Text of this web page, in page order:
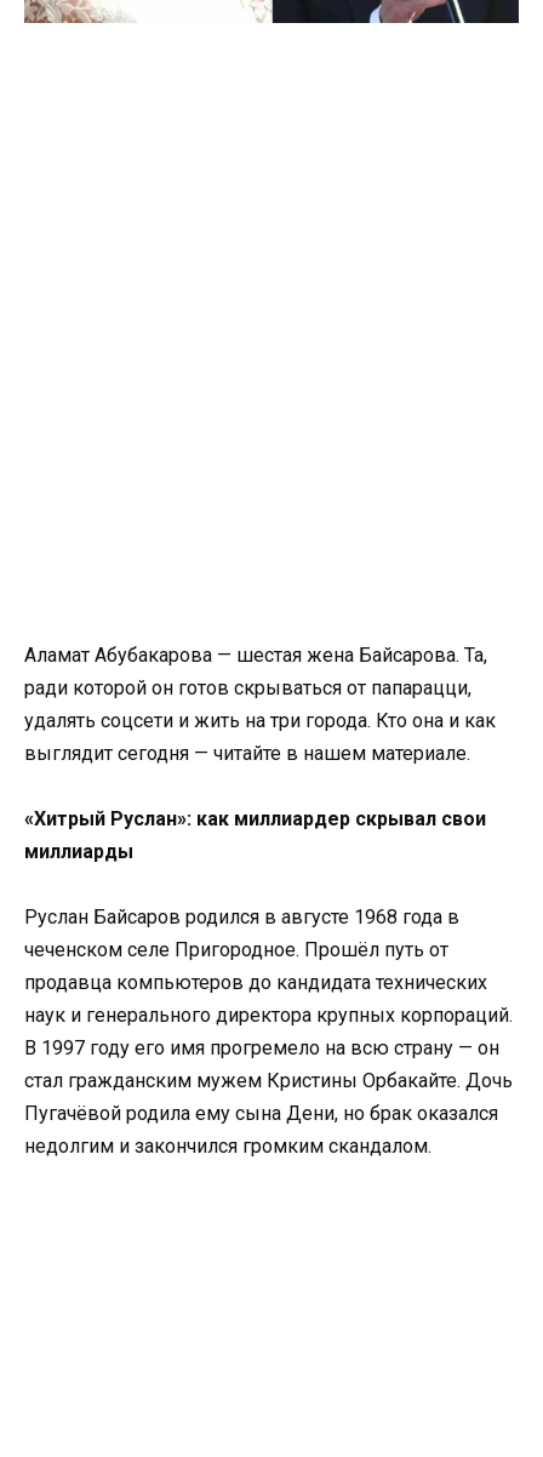
Аламат Абубакарова — шестая жена Байсарова. Та,
ради которой он готов скрываться от папарацци,
удалять соцсети и жить на три города. Кто она и как
выглядит сегодня — читайте в нашем материале.
«Хитрый Руслан»: как миллиардер скрывал свои
миллиарды
Руслан Байсаров родился в августе 1968 года в
чеченском селе Пригородное. Прошёл путь от
продавца компьютеров до кандидата технических
наук и генерального директора крупных корпораций.
В 1997 году его имя прогремело на всю страну — он
стал гражданским мужем Кристины Орбакайте. Дочь
Пугачёвой родила ему сына Дени, но брак оказался
недолгим и закончился громким скандалом.